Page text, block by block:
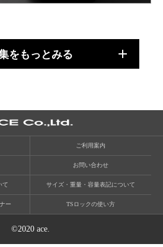
をもっとみる
ご利用案内
お問い合わせ
て サイズ・重量・容量表記について
ー TSロックの使い方
©2020 ace.